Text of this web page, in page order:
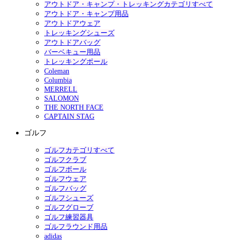
アウトドア・キャンプ・トレッキングカテゴリすべて
アウトドア・キャンプ用品
アウトドアウェア
トレッキングシューズ
アウトドアバッグ
バーベキュー用品
トレッキングポール
Coleman
Columbia
MERRELL
SALOMON
THE NORTH FACE
CAPTAIN STAG
ゴルフ
ゴルフカテゴリすべて
ゴルフクラブ
ゴルフボール
ゴルフウェア
ゴルフバッグ
ゴルフシューズ
ゴルフグローブ
ゴルフ練習器具
ゴルフラウンド用品
adidas